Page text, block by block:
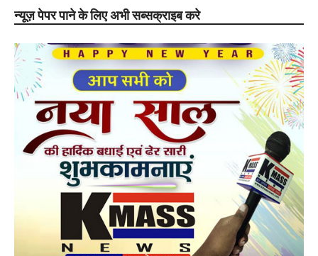
न्यूज़ पेपर पाने के लिए अभी सब्सक्राइब करे